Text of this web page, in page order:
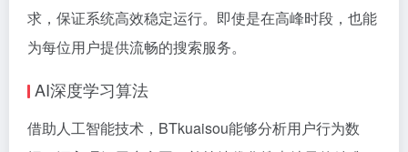
求，保证系统高效稳定运行。即使是在高峰时段，也能
为每位用户提供流畅的搜索服务。
AI深度学习算法
借助人工智能技术，BTkuaisou能够分析用户行为数